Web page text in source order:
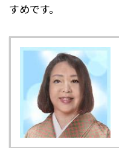
すめです。